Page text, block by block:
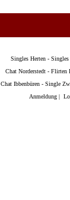
Singles Herten -
Chat Norderstedt -Flirten
Chat Ibbenbüren -Single
Anmeldung |